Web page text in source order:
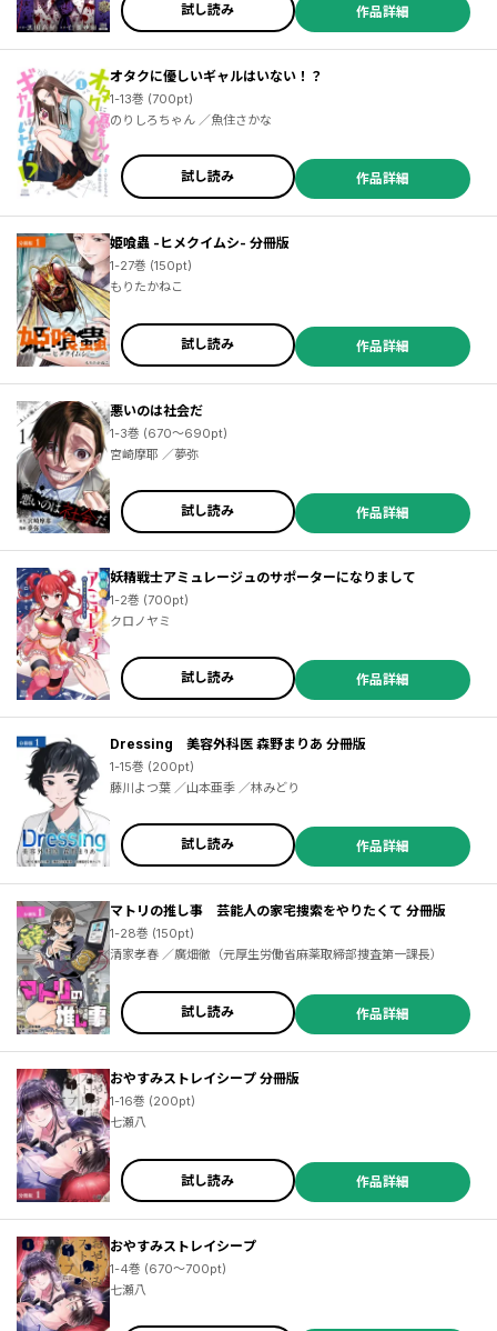
試し読み 作品詳細
オタクに優しいギャルはいない！？
1-13巻 (700pt)
のりしろちゃん ／魚住さかな
試し読み 作品詳細
姫喰蟲 -ヒメクイムシ- 分冊版
1-27巻 (150pt)
もりたかねこ
試し読み 作品詳細
悪いのは社会だ
1-3巻 (670～690pt)
宮崎摩耶 ／夢弥
試し読み 作品詳細
妖精戦士アミュレージュのサポーターになりまして
1-2巻 (700pt)
クロノヤミ
試し読み 作品詳細
Dressing 美容外科医 森野まりあ 分冊版
1-15巻 (200pt)
藤川よつ葉 ／山本亜季 ／林みどり
試し読み 作品詳細
マトリの推し事 芸能人の家宅捜索をやりたくて 分冊版
1-28巻 (150pt)
清家孝春 ／廣畑徹（元厚生労働省麻薬取締部捜査第一課長）
試し読み 作品詳細
おやすみストレイシープ 分冊版
1-16巻 (200pt)
七瀬八
試し読み 作品詳細
おやすみストレイシープ
1-4巻 (670～700pt)
七瀬八